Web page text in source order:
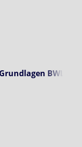
Grundlagen BWL